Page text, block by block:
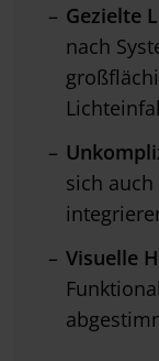
Gezielte
nach
sich
Visuelle